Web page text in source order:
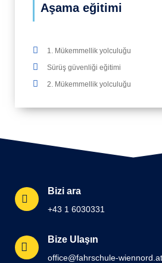
Aşama eğitimi
1. Mükemmellik yolculuğu
Sürüş güvenliği eğitimi
2. Mükemmellik yolculuğu
Bizi ara
+43 1 6030331
Bize Ulaşın
office@fahrschule-wiennord.at